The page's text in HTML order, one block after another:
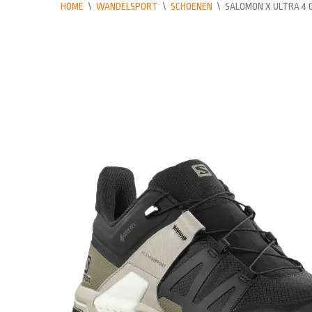
HOME \ WANDELSPORT \ SCHOENEN \ SALOMON X ULTRA 4